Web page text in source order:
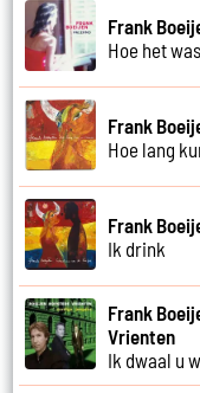
Frank
Hoe het was
Frank
Hoe lang
Frank
Ik drink
Frank
Vrienten
Ik dwaal u